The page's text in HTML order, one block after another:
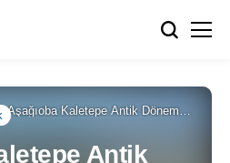
Aşağıoba Kaletepe Antik Dönem
Yerleşim Yeri
Antik